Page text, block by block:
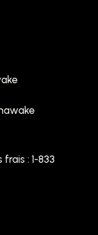
frais : 1-833